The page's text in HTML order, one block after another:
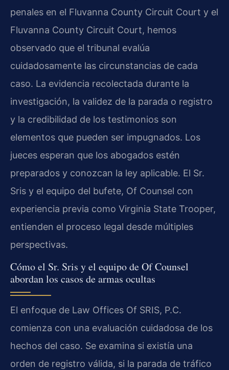
penales en el Fluvanna County Circuit Court y el
Fluvanna County Circuit Court, hemos
observado que el tribunal evalúa
cuidadosamente las circunstancias de cada
caso. La evidencia recolectada durante la
investigación, la validez de la parada o registro
y la credibilidad de los testimonios son
elementos que pueden ser impugnados. Los
jueces esperan que los abogados estén
preparados y conozcan la ley aplicable. El Sr.
Sris y el equipo del bufete, Of Counsel con
experiencia previa como Virginia State Trooper,
entienden el proceso legal desde múltiples
perspectivas.
Cómo el Sr. Sris y el equipo de Of Counsel
abordan los casos de armas ocultas
El enfoque de Law Offices Of SRIS, P.C.
comienza con una evaluación cuidadosa de los
hechos del caso. Se examina si existía una
orden de registro válida, si la parada de tráfico